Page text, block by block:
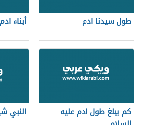
طول سيدنا ادم أبناء
كم يبلغ طول ادم عليه
النبي